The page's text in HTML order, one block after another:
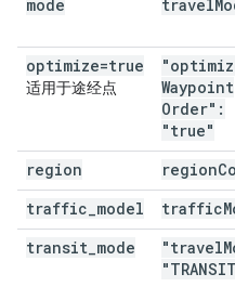
mode travel
optimize=true
适用于途经点
Waypoint
Order":
"true"
region region
traffic model traffic
transit mode "travel